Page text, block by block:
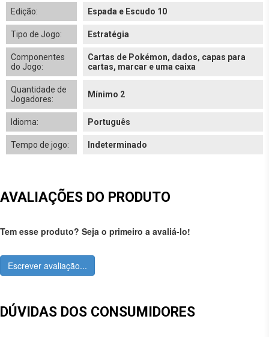
Edição: Espada e Escudo 10
Tipo de Jogo: Estratégia
Componentes
do Jogo:
Cartas de Pokémon, dados, capas para
cartas, marcar e uma caixa
Quantidade de
Jogadores:
Mínimo 2
Idioma: Português
Tempo de jogo: Indeterminado
AVALIAÇÕES DO PRODUTO
Tem esse produto? Seja o primeiro a avaliá-lo!
Escrever avaliação...
DÚVIDAS DOS CONSUMIDORES